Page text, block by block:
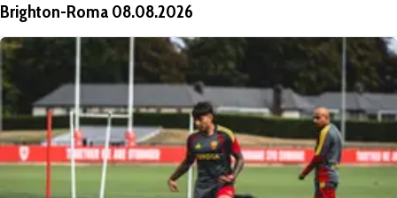
Brighton-Roma 08.08.2026